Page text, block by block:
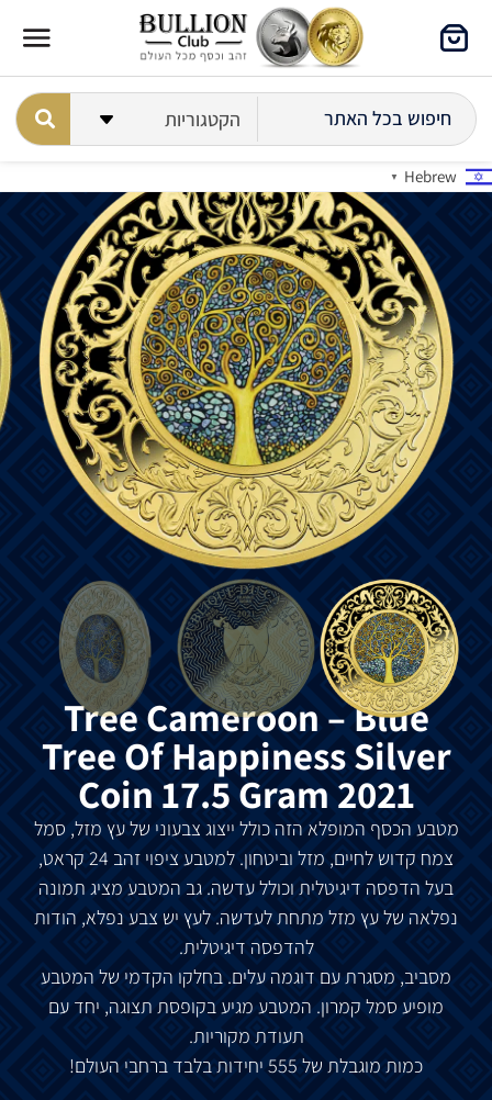
Hebrew
▼
Tree Cameroon – Blue
Tree Of Happiness Silver
Coin 17.5 Gram 2021
מטבע הכסף המופלא הזה כולל ייצוג צבעוני של עץ מזל, סמל
צמח קדוש לחיים, מזל וביטחון. למטבע ציפוי זהב 24 קראט,
בעל הדפסה דיגיטלית וכולל עדשה. גב המטבע מציג תמונה
נפלאה של עץ מזל מתחת לעדשה. לעץ יש צבע נפלא, הודות
להדפסה דיגיטלית.
מסביב, מסגרת עם דוגמה עלים. בחלקו הקדמי של המטבע
מופיע סמל קמרון. המטבע מגיע בקופסת תצוגה, יחד עם
תעודת מקוריות.
כמות מוגבלת של 555 יחידות בלבד ברחבי העולם!